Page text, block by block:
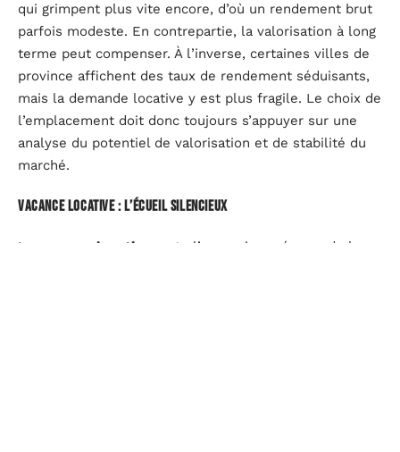
qui grimpent plus vite encore, d’où un rendement brut
parfois modeste. En contrepartie, la valorisation à long
terme peut compenser. À l’inverse, certaines villes de
province affichent des taux de rendement séduisants,
mais la demande locative y est plus fragile. Le choix de
l’emplacement doit donc toujours s’appuyer sur une
analyse du potentiel de valorisation et de stabilité du
marché.
Vacance locative : l’écueil silencieux
La vacance locative
reste l’ennemi numéro un de la